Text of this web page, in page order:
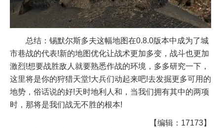
总结：锡默尔斯多夫这幅地图在0.8.0版本中成为了城
市巷战的代表!新的地图优化让战术更加多变，战斗也更加
激烈!想要战胜敌人就要熟悉作战的环境，多多研究一下，
这里将是你的狩猎天堂!大兵们动起来吧!去发掘更多可用的
地势，俗话说的好!天时地利人和，当我们拥有其中的两项
时，那将是我们战无不胜的根本!
【编辑：17173】